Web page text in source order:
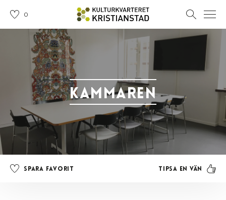
0
Kammaren
Spara favorit Tipsa en vän